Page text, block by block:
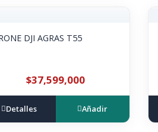
DJI AGRAS T55
$37,599,000
Detalles Añadir